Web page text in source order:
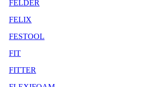
FELDER
FELIX
FESTOOL
FIT
FITTER